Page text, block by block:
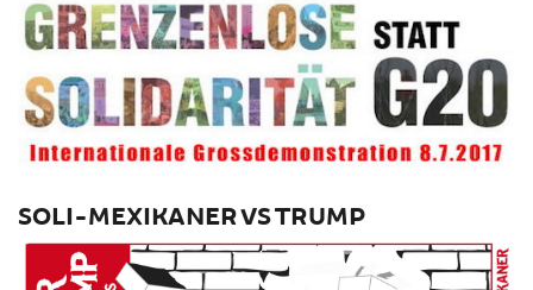
SOLI-MEXIKANER VS TRUMP